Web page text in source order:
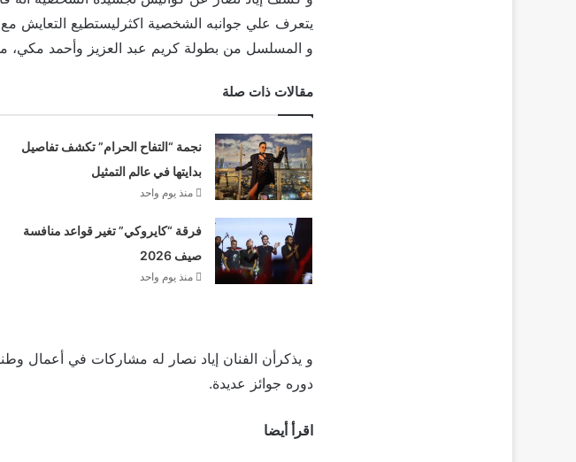
يتعرف علي جوانبه الشخصية اكثرليستطيع التعايش
و المسلسل من بطولة كريم عبد العزيز وأحمد مكي،
مقالات ذات صلة
نجمة “التفاح الحرام” تكشف تفاصيل
بدايتها في عالم التمثيل
منذ يوم واحد
فرقة “كايروكي” تغير قواعد منافسة
صيف 2026
منذ يوم واحد
و يذكرأن الفنان إياد نصار له مشاركات في أعمال
دوره جوائز عديدة.
اقرأ أيضا